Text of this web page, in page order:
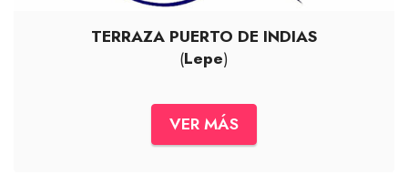
TERRAZA PUERTO DE INDIAS
(Lepe)
VER MÁS